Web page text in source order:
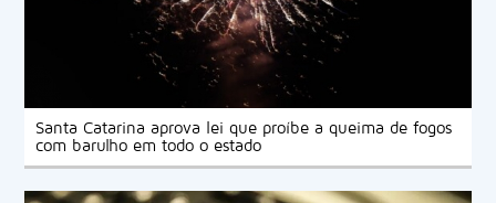
Santa Catarina aprova lei que proíbe a queima de fogos
com barulho em todo o estado